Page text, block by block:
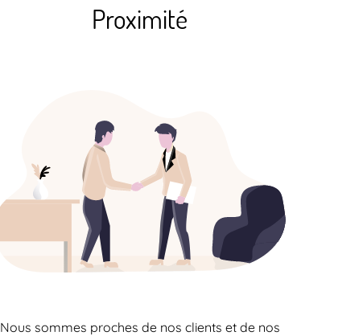
Proximité
Nous sommes proches de nos clients et de nos